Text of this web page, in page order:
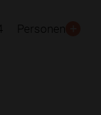
Personen